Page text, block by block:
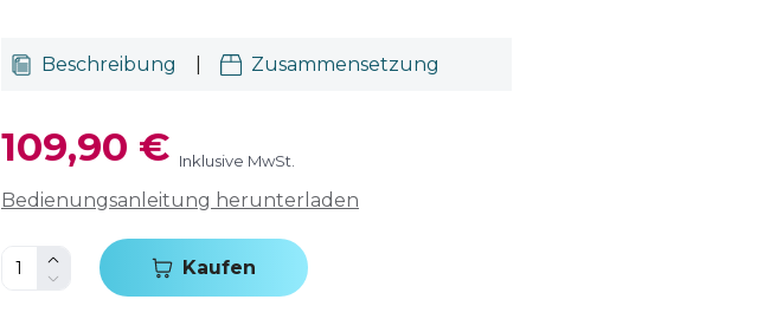
Beschreibung Zusammensetzung
109,90 € Inklusive MwSt.
Bedienungsanleitung herunterladen
Kaufen